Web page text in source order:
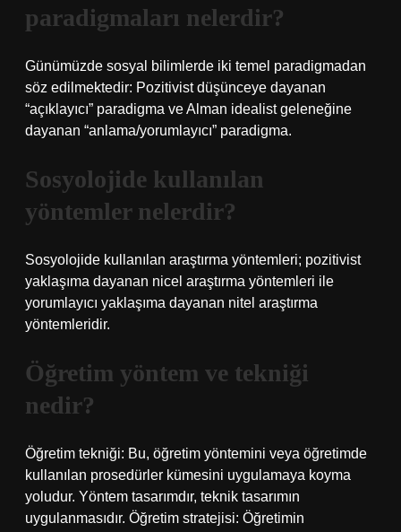
paradigmaları nelerdir?
Günümüzde sosyal bilimlerde iki temel paradigmadan
söz edilmektedir: Pozitivist düşünceye dayanan
“açıklayıcı” paradigma ve Alman idealist geleneğine
dayanan “anlama/yorumlayıcı” paradigma.
Sosyolojide kullanılan
yöntemler nelerdir?
Sosyolojide kullanılan araştırma yöntemleri; pozitivist
yaklaşıma dayanan nicel araştırma yöntemleri ile
yorumlayıcı yaklaşıma dayanan nitel araştırma
yöntemleridir.
Öğretim yöntem ve tekniği
nedir?
Öğretim tekniği: Bu, öğretim yöntemini veya öğretimde
kullanılan prosedürler kümesini uygulamaya koyma
yoludur. Yöntem tasarımdır, teknik tasarımın
uygulanmasıdır. Öğretim stratejisi: Öğretimin